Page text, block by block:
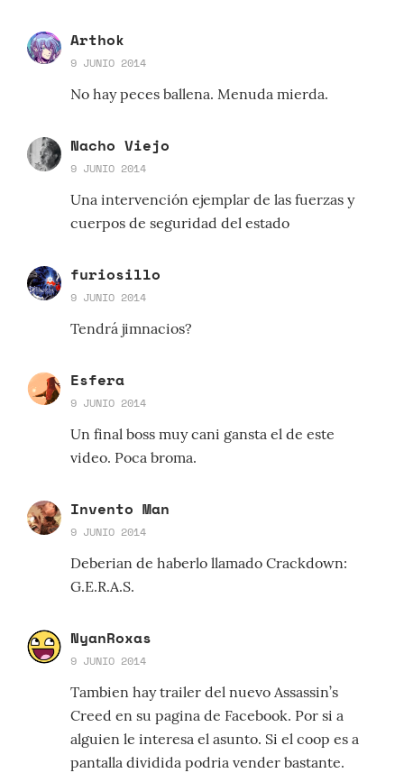
Arthok
9 JUNIO 2014
No hay peces ballena. Menuda mierda.
Nacho Viejo
9 JUNIO 2014
Una intervención ejemplar de las fuerzas y
cuerpos de seguridad del estado
furiosillo
9 JUNIO 2014
Tendrá jimnacios?
Esfera
9 JUNIO 2014
Un final boss muy cani gansta el de este
video. Poca broma.
Invento Man
9 JUNIO 2014
Deberian de haberlo llamado Crackdown:
G.E.R.A.S.
NyanRoxas
9 JUNIO 2014
Tambien hay trailer del nuevo Assassin’s
Creed en su pagina de Facebook. Por si a
alguien le interesa el asunto. Si el coop es a
pantalla dividida podria vender bastante.